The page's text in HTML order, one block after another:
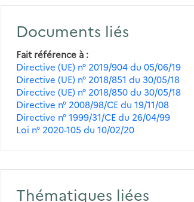
Documents liés
Fait référence à
Directive (UE) n° 2019/904 du 05/06/19
Directive (UE) n° 2018/851 du 30/05/18
Directive (UE) n° 2018/850 du 30/05/18
Directive n° 2008/98/CE du 19/11/08
Directive n° 1999/31/CE du 26/04/99
Loi n° 2020-105 du 10/02/20
Thématiques liées